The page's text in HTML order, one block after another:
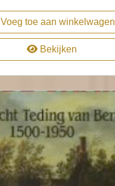
Voeg toe aan winkelwagen
Bekijken